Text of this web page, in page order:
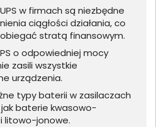
w firmach są niezbędne
ciągłości działania, co
stratą finansowym.
o odpowiedniej mocy
zasili wszystkie
urządzenia.
typy baterii w zasilaczach
jak baterie kwasowo-
litowo-jonowe.